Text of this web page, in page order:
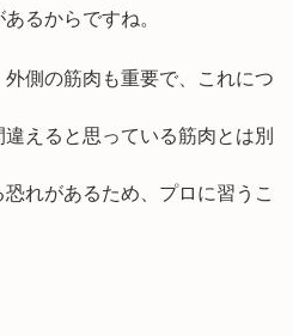
るからですね。
側の筋肉も重要で、これにつ
えると思っている筋肉とは別
れがあるため、プロに習うこ